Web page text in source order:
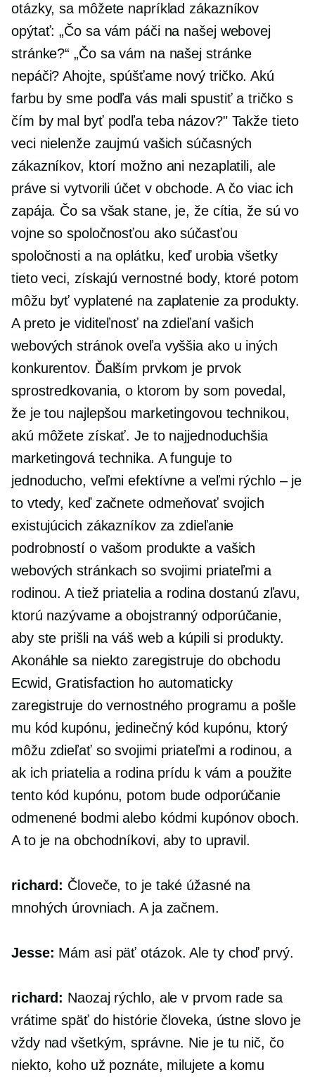
otázky, sa môžete napríklad zákazníkov
opýtať: „Čo sa vám páči na našej webovej
stránke?“ „Čo sa vám na našej stránke
nepáči? Ahojte, spúšťame nový tričko. Akú
farbu by sme podľa vás mali spustiť atričkos
čím by mal byť podľa teba názov?" Takže tieto
veci nielenže zaujmú vašich súčasných
zákazníkov, ktorí možno ani nezaplatili, ale
práve si vytvorili účet v obchode. A čo viac ich
zapája. Čo sa však stane, je, že cítia, že sú vo
vojne so spoločnosťou ako súčasťou
spoločnosti a na oplátku, keď urobia všetky
tieto veci, získajú vernostné body, ktoré potom
môžu byť vyplatené na zaplatenie za produkty.
A preto je viditeľnosť na zdieľaní vašich
webových stránok oveľa vyššia ako u iných
konkurentov. Ďalším prvkom je prvok
sprostredkovania, o ktorom by som povedal,
že je tou najlepšou marketingovou technikou,
akú môžete získať. Je to najjednoduchšia
marketingová technika. A funguje to
jednoducho, veľmi efektívne a veľmi rýchlo – je
to vtedy, keď začnete odmeňovať svojich
existujúcich zákazníkov za zdieľanie
podrobností o vašom produkte a vašich
webových stránkach so svojimi priateľmi a
rodinou. A tiež priatelia a rodina dostanú zľavu,
ktorú nazývame aobojstranný odporúčanie,
aby ste prišli na váš web a kúpili si produkty.
Akonáhle sa niekto zaregistruje do obchodu
Ecwid, Gratisfaction ho automaticky
zaregistruje do vernostného programu a pošle
mu kód kupónu, jedinečný kód kupónu, ktorý
môžu zdieľať so svojimi priateľmi a rodinou, a
ak ich priatelia a rodina prídu k vám a použite
tento kód kupónu, potom bude odporúčanie
odmenené bodmi alebo kódmi kupónov oboch.
A to je na obchodníkovi, aby to upravil.
richard: Človeče, to je také úžasné na
mnohých úrovniach. A ja začnem.
Jesse: Mám asi päť otázok. Ale ty choď prvý.
richard: Naozaj rýchlo, ale v prvom rade sa
vrátime späť do histórie človeka, ústne slovo je
vždy nad všetkým, správne. Nie je tu nič, čo
niekto, koho už poznáte, milujete a komu